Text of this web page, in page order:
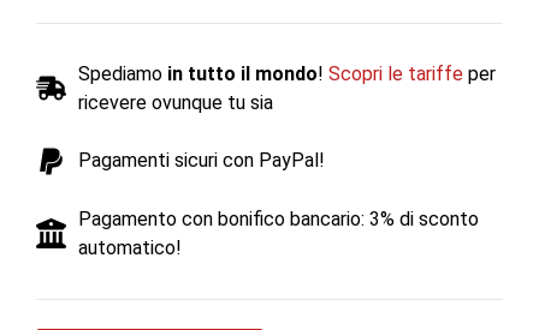
SKOPE
85
R
Gazco
Spediamo in tutto il mondo! Scopri le tariffe per
ricevere ovunque tu sia
Pagamenti sicuri con PayPal!
Pagamento con bonifico bancario: 3% di sconto
automatico!